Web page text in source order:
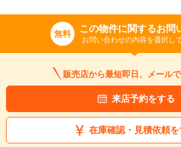
無料 この物件に関するお問
お問い合わせの内容を選択し
販売店から最短即日、メールで
来店予約をする
在庫確認・見積依頼を